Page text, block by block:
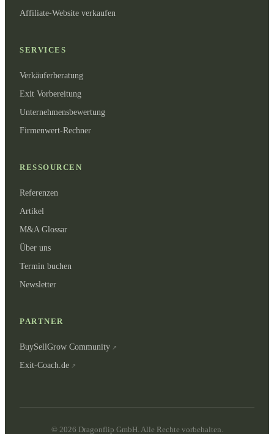
Affiliate-Website verkaufen
SERVICES
Verkäuferberatung
Exit Vorbereitung
Unternehmensbewertung
Firmenwert-Rechner
RESSOURCEN
Referenzen
Artikel
M&A Glossar
Über uns
Termin buchen
Newsletter
PARTNER
BuySellGrow Community
Exit-Coach.de
© 2026 Dragonflip GmbH. Alle Rechte vorbehalten.